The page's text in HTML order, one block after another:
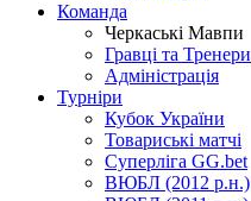
Команда
Черкаські Мавпи
Гравці та Тренери
Адміністрація
Турніри
Кубок України
Товариські матчі
Суперліга GG.bet
ВЮБЛ (2012 р.н.)